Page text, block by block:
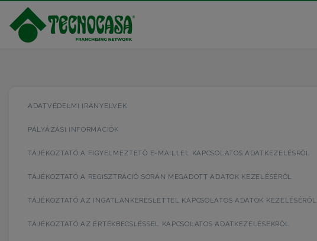
ADATVÉDELMI IRÁNYELVEK
PÁLYÁZÁSI INFORMÁCIÓK
TÁJÉKOZTATÓ A FIGYELMEZTETŐ E-MAILLEL KAPCSOLATOS ADATKEZELÉSRŐL
TÁJÉKOZTATÓ A REGISZTRÁCIÓ SORÁN MEGADOTT ADATOK KEZELÉSÉRŐL
TÁJÉKOZTATÓ AZ INGATLANKERESLETTEL KAPCSOLATOS ADATOK KEZELÉSÉRŐL
TÁJÉKOZTATÓ AZ ÉRTÉKBECSLÉSSEL KAPCSOLATOS ADATKEZELÉSEKRŐL